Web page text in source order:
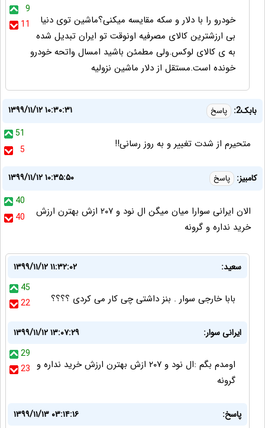
9
11
خودرو را با دلار و سکه مقایسه میکنی؟ماشین توی دنیا
بی ارزشترین کالای مصرفیه اونوقت تو ایران تبدیل شده
به ی کالای لوکس.ولی مطمئن باشید امسال واتحه خودرو
خونده است.مستقل از دلار ماشین نزولیه
بابک2: پاسخ
۱۳۹۹/۱۱/۱۲ ۱۰:۳۰:۳۱
51
5
متحیرم از شدت تغییر و به روز رسانی!!
کامبیز: پاسخ
۱۳۹۹/۱۱/۱۲ ۱۰:۳۵:۵۰
40
40
الان ایرانی سوارا میان میگن ال نود و ۲۰۷ ازش بهترن ارزش
خرید نداره و گرونه
سعید:
۱۳۹۹/۱۱/۱۲ ۱۱:۳۲:۰۲
45
22
بابا خارجی سوار . بنز داشتی چی کار می کردی ؟؟؟؟
ایرانی سوار:
۱۳۹۹/۱۱/۱۲ ۱۳:۰۷:۲۹
29
23 اومدم بگم :ال نود و ۲۰۷ ازش بهترن ارزش خرید نداره و
گرونه
پاسخ:
۱۳۹۹/۱۱/۱۳ ۰۳:۱۴:۱۶